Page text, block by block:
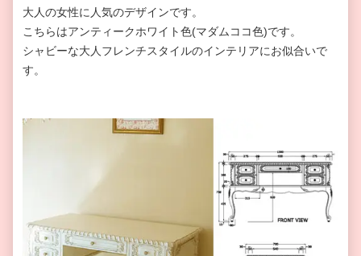
大人の女性に人気のデザインです。
こちらはアンティークホワイト色(マダムココ色)です。
シャビーな大人フレンチスタイルのインテリアにお似合いで
す。